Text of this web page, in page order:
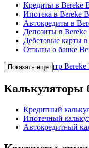
Кредиты в Bereke
Ипотека в Bereke
Автокредиты в
Депозиты в Bereke
Дебетовые карты
Отзывы о банке
Колл-центр Bereke
Показать еще
Калькуляторы
Кредитный
Ипотечный
Автокредитный